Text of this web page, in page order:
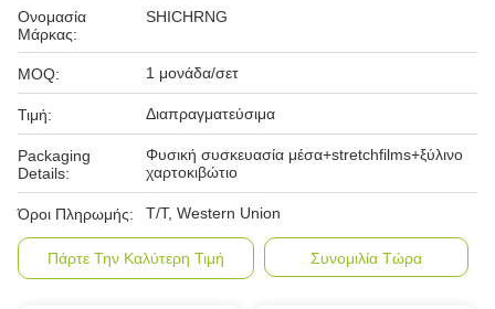
Ονομασία
Μάρκας:
SHICHRNG
MOQ: 1 μονάδα/σετ
Τιμή: Διαπραγματεύσιμα
Packaging
Details:
Φυσική συσκευασία μέσα+stretchfilms+ξύλινο
χαρτοκιβώτιο
Όροι Πληρωμής: T/T, Western Union
Πάρτε Την Καλύτερη Τιμή Συνομιλία Τώρα